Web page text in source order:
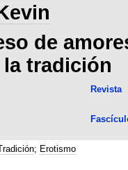
de
tradición
Revista
; Erotismo